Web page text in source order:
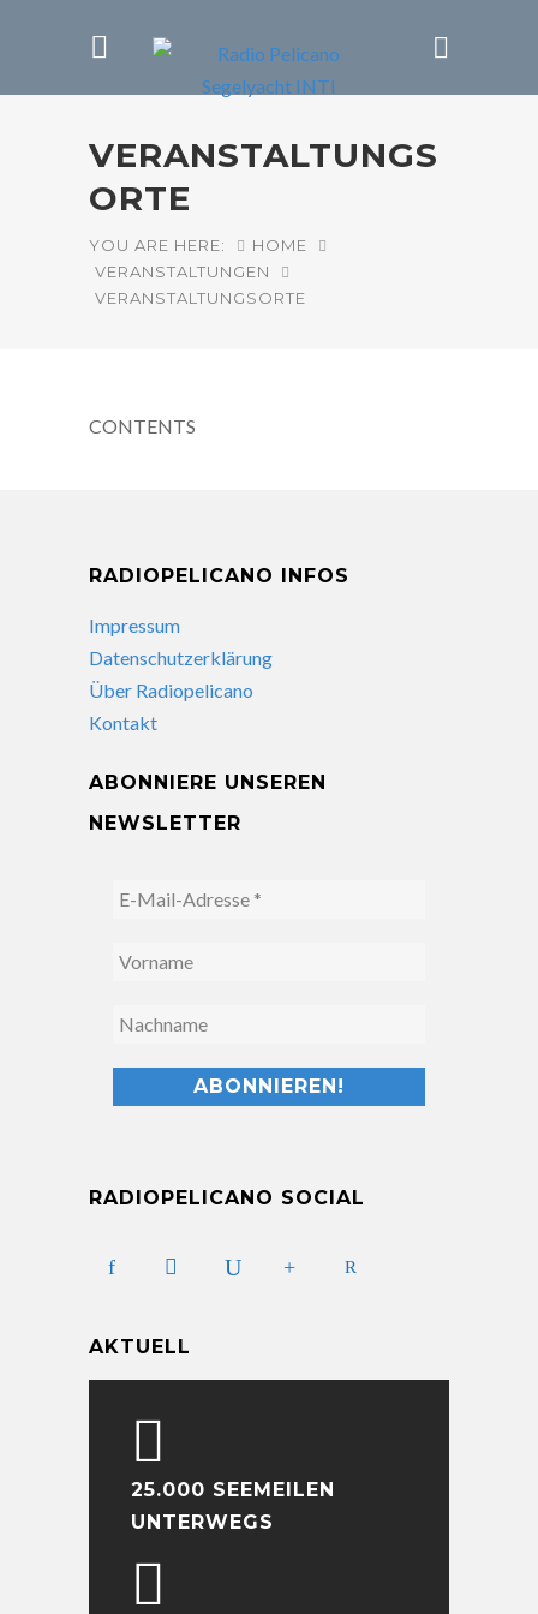
VERANSTALTUNGS
ORTE
YOU ARE HERE:
HOME
VERANSTALTUNGEN
VERANSTALTUNGSORTE
CONTENTS
RADIOPELICANO INFOS
Impressum
Datenschutzerklärung
Über Radiopelicano
Kontakt
ABONNIERE UNSEREN
NEWSLETTER
RADIOPELICANO SOCIAL
AKTUELL
25.000 SEEMEILEN
UNTERWEGS